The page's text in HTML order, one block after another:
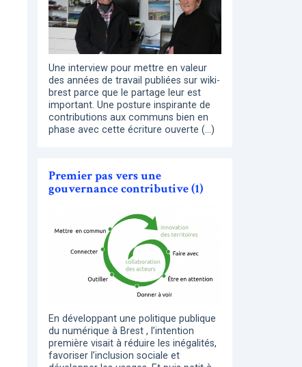
Une interview pour mettre en valeur
des années de travail publiées sur wiki-
brest parce que le partage leur est
important. Une posture inspirante de
contributions aux communs bien en
phase avec cette écriture ouverte (…)
Premier pas vers une
gouvernance contributive (1)
En développant une politique publique
du numérique à Brest , l’intention
première visait à réduire les inégalités,
favoriser l’inclusion sociale et